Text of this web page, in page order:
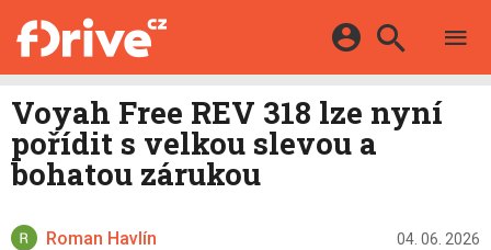
KATALOG
MAPA STANIC
DALŠÍ
HYBRIDY
E-MOTORSPORT
OSTATNÍ
Facebook Google
Voyah Free REV 318 lze nyní
pořídit s velkou slevou a
bohatou zárukou
Roman Havlín 04. 06. 2026